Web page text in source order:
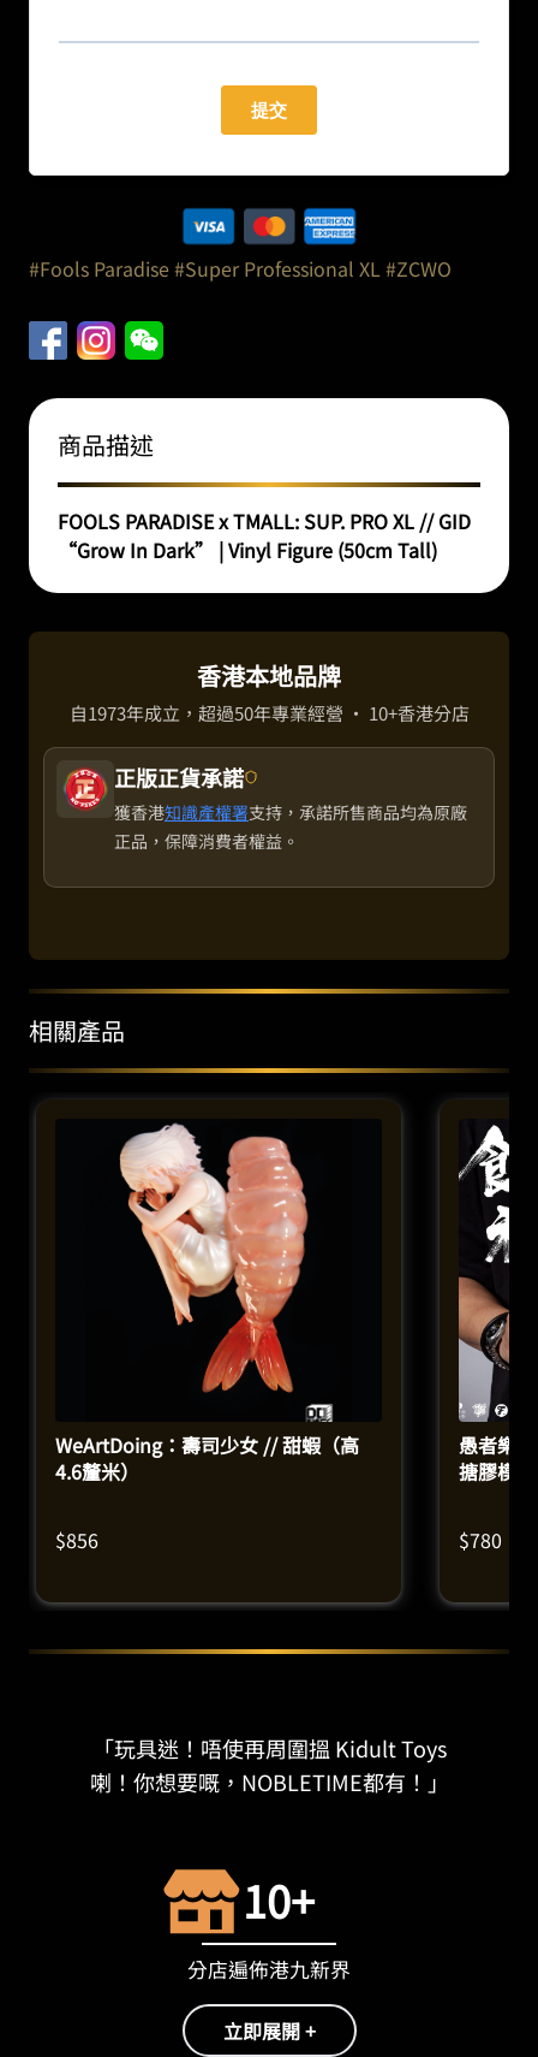
#Fools Paradise#Super Professional XL#ZCWO
商品描述
FOOLS PARADISE x TMALL: SUP. PRO XL // GID
“Grow In Dark” | Vinyl Figure (50cm Tall)
香港本地品牌
自1973年成立，超過50年專業經營 · 10+香港分店
正版正貨承諾
獲香港知識產權署支持，承諾所售商品均為原廠
正品，保障消費者權益。
相關產品
WeArtDoing：壽司少女 // 甜蝦（高
4.6釐米）
$856
愚者樂
搪膠模
$780
「玩具迷！唔使再周圍搵 Kidult Toys
喇！你想要嘅，NOBLETIME都有！」
10+
分店遍佈港九新界
立即展開 +